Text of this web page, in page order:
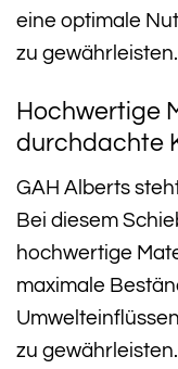
eine optimale
zu gewährleisten.
Hochwertige
durchdachte
GAH Alberts
Bei diesem
hochwertige
maximale
zu